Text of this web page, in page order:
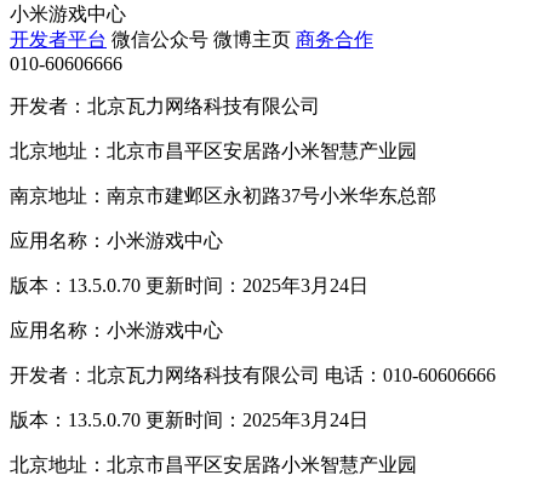
小米游戏中心
开发者平台 微信公众号 微博主页 商务合作
010-60606666
开发者：北京瓦力网络科技有限公司
北京地址：北京市昌平区安居路小米智慧产业园
南京地址：南京市建邺区永初路37号小米华东总部
应用名称：小米游戏中心
版本：13.5.0.70 更新时间：2025年3月24日
应用名称：小米游戏中心
开发者：北京瓦力网络科技有限公司 电话：010-60606666
版本：13.5.0.70 更新时间：2025年3月24日
北京地址：北京市昌平区安居路小米智慧产业园